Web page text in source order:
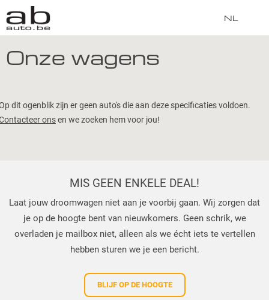
NL
Onze wagens
dit ogenblik zijn er geen auto's die aan deze specificaties voldoen.
onsen we zoeken hem voor jou!
MIS GEEN ENKELE DEAL!
Laat jouw droomwagen niet aan je voorbij gaan. Wij zorgen dat
je op de hoogte bent van nieuwkomers. Geen schrik, we
overladen je mailbox niet, alleen als we écht iets te vertellen
hebben sturen we je een bericht.
BLIJF OP DE HOOGTE